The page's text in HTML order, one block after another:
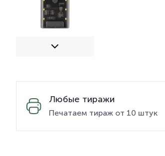
Любые тиражи
Печатаем тираж от 10 штук